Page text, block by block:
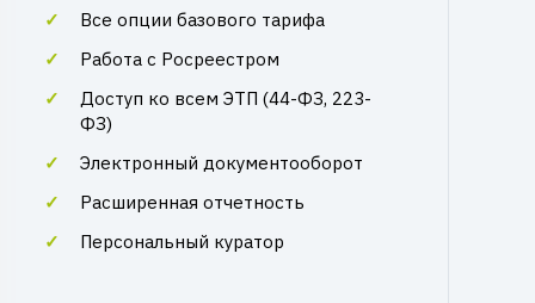
Все опции базового тарифа
Работа с Росреестром
Доступ ко всем ЭТП (44-ФЗ, 223-
ФЗ)
Электронный документооборот
Расширенная отчетность
Персональный куратор